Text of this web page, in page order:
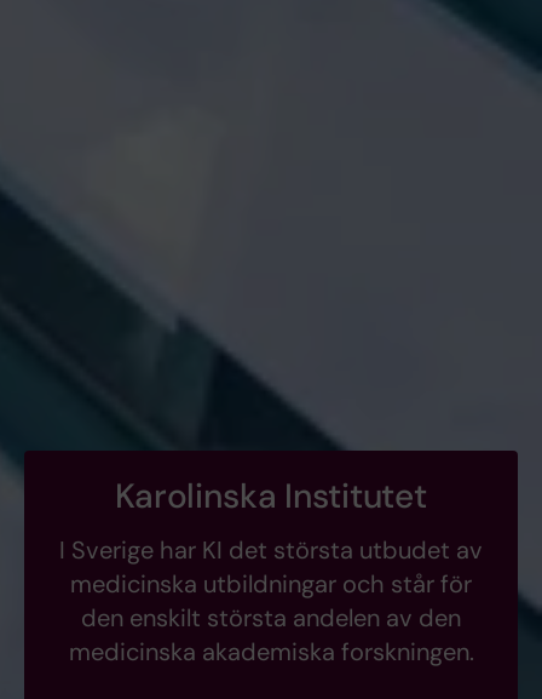
Karolinska Institutet
I Sverige har KI det största utbudet av
medicinska utbildningar och står för
den enskilt största andelen av den
medicinska akademiska forskningen.